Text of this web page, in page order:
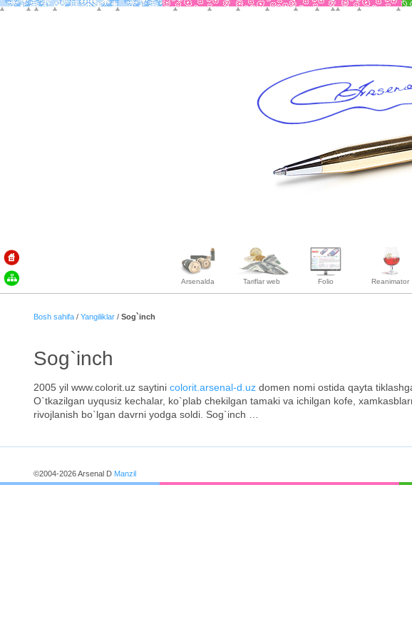
Arsenalda Tariflar web Folio Reanimator
Bosh sahifa / Yangiliklar / Sog`inch
Sog`inch
2005 yil www.colorit.uz saytini colorit.arsenal-d.uz domen nomi ostida qayta
O`tkazilgan uyqusiz kechalar, ko`plab chekilgan tamaki va ichilgan kofe,
rivojlanish bo`lgan davrni yodga soldi. Sog`inch …
©2004-2026 Arsenal D Manzil